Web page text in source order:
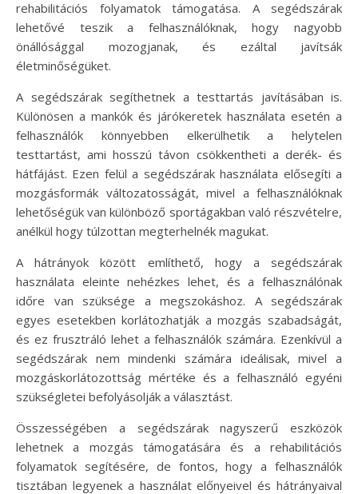
rehabilitációs folyamatok támogatása. A segédszárak
lehetővé teszik a felhasználóknak, hogy nagyobb
önállósággal mozogjanak, és ezáltal javítsák
életminőségüket.
A segédszárak segíthetnek a testtartás javításában is.
Különösen a mankók és járókeretek használata esetén a
felhasználók könnyebben elkerülhetik a helytelen
testtartást, ami hosszú távon csökkentheti a derék- és
hátfájást. Ezen felül a segédszárak használata elősegíti a
mozgásformák változatosságát, mivel a felhasználóknak
lehetőségük van különböző sportágakban való részvételre,
anélkül hogy túlzottan megterhelnék magukat.
A hátrányok között említhető, hogy a segédszárak
használata eleinte nehézkes lehet, és a felhasználónak
időre van szüksége a megszokáshoz. A segédszárak
egyes esetekben korlátozhatják a mozgás szabadságát,
és ez frusztráló lehet a felhasználók számára. Ezenkívül a
segédszárak nem mindenki számára ideálisak, mivel a
mozgáskorlátozottság mértéke és a felhasználó egyéni
szükségletei befolyásolják a választást.
Összességében a segédszárak nagyszerű eszközök
lehetnek a mozgás támogatására és a rehabilitációs
folyamatok segítésére, de fontos, hogy a felhasználók
tisztában legyenek a használat előnyeivel és hátrányaival